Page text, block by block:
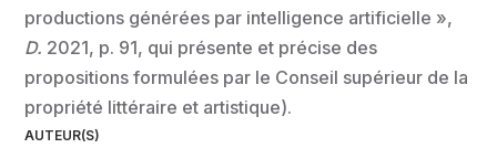
AUTEUR(S)
productions générées par intelligence artificielle »,
D. 2021, p. 91, qui présente et précise des
propositions formulées par le Conseil supérieur de la
propriété littéraire et artistique).